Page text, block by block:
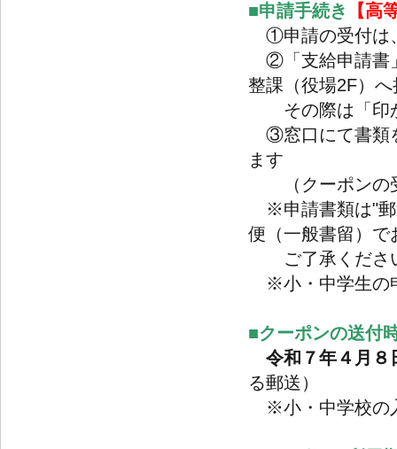
■申請手続き
【高
①申請の受付は
②「支給申請書
整課（役場2F）
その際は「印か
③窓口にて書類
ます
（クーポンの受
※申請書類は"郵
便（一般書留）で
ご了承くださ
※小・中学生の
■クーポンの送付
令和７年４月８
る郵送）
※小・中学校の